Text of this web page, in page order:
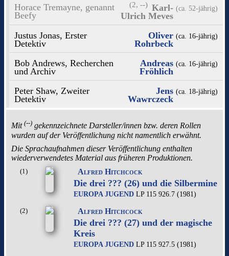
Horace Tremayne, genannt
Beefy
(2, --) Karl-
Ulrich Meves
(ca. 52‑jährig)
Justus Jonas, Erster
Detektiv
Oliver
Rohrbeck
(ca. 16‑jährig)
Bob Andrews, Recherchen
und Archiv
Andreas
Fröhlich
(ca. 16‑jährig)
Peter Shaw, Zweiter
Detektiv
Jens
Wawrczeck
(ca. 18‑jährig)
Mit (--) gekennzeichnete Darsteller/innen bzw. deren Rollen
wurden auf der Veröffentlichung nicht namentlich erwähnt.
Die Sprachaufnahmen dieser Veröffentlichung enthalten
wiederverwendetes Material aus früheren Produktionen.
(1) Alfred Hitchcock
Die drei ??? (26) und die Silbermine
EUROPA JUGEND LP 115 926.7 (1981)
(2) Alfred Hitchcock
Die drei ??? (27) und der magische
Kreis
EUROPA JUGEND LP 115 927.5 (1981)